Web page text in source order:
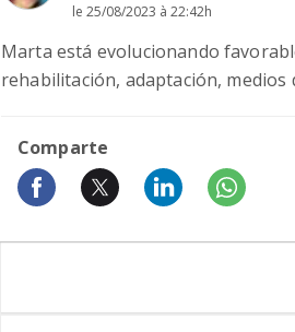
le 25/08/2023 à 22:42h
Marta está evolucionando
rehabilitación, adaptación,
Comparte